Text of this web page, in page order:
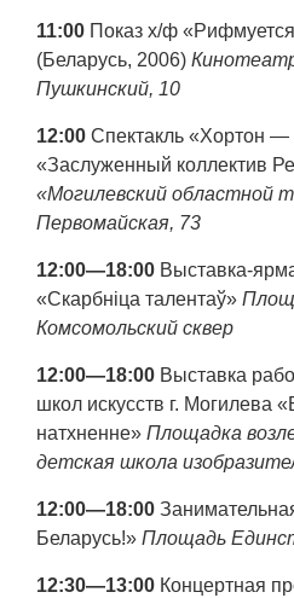
11:00 Показ х/ф
(Беларусь, 2006)
Пушкинский, 10
12:00 Спектакль «Хортон
«Заслуженный коллектив
«Могилевский областной
Первомайская, 73
12:00—18:00 Выставка-
«Скарбніца талентаў»
Комсомольский сквер
12:00—18:00 Выставка
школ искусств г. Могилева
натхненне» Площадка
детская школа
12:00—18:00
Беларусь!» Площадь
12:30—13:00 Концертная